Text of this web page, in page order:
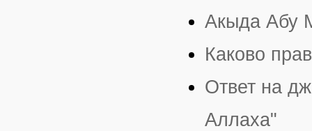
Акыда Абу
Каково
Ответ на
Аллаха"